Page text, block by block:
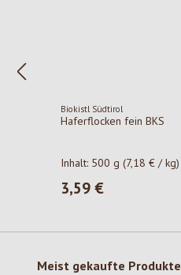
Biokistl Südtirol
Haferflocken fein BKS
Inhalt: 500 g(7,18 € / kg)
Regulärer Preis:
3,59 €
Produktgalerie überspringen
Meist gekaufte Produkte